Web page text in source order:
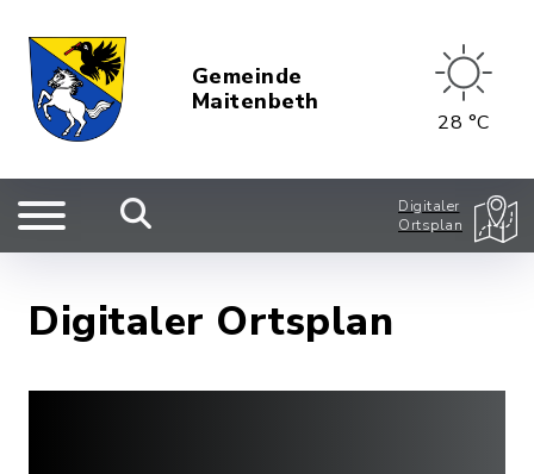
Gemeinde
Maitenbeth
28 °C
Digitaler
Ortsplan
Digitaler Ortsplan